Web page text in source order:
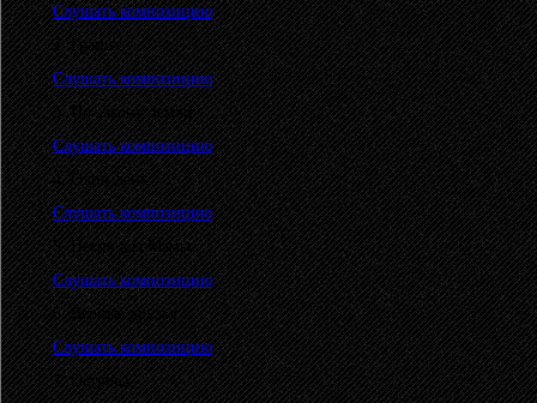
Слушать композицию
2. Гранит
Слушать композицию
3. По закону Земли
Слушать композицию
4. Один день
Слушать композицию
5. Песня для Мамы
Слушать композицию
6. Верные друзья
Слушать композицию
7. Острова